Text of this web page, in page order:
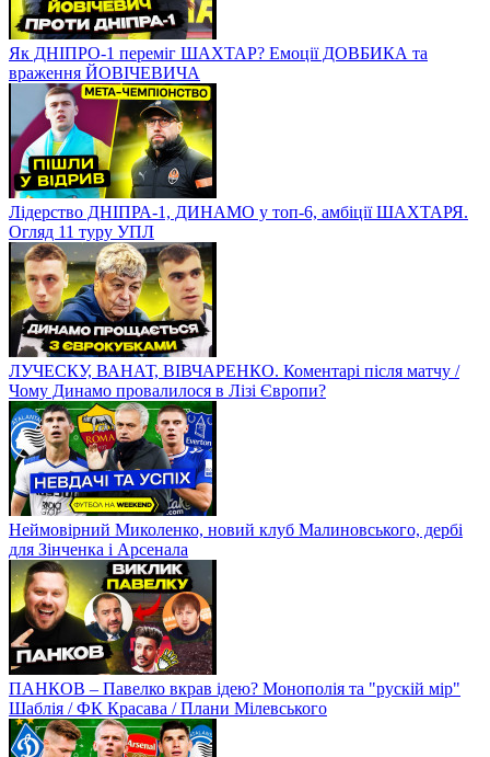
Як ДНІПРО-1 переміг ШАХТАР? Емоції ДОВБИКА та
враження ЙОВІЧЕВИЧА
Лідерство ДНІПРА-1, ДИНАМО у топ-6, амбіції ШАХТАРЯ.
Огляд 11 туру УПЛ
ЛУЧЕСКУ, ВАНАТ, ВІВЧАРЕНКО. Коментарі після матчу /
Чому Динамо провалилося в Лізі Європи?
Неймовірний Миколенко, новий клуб Малиновського, дербі
для Зінченка і Арсенала
ПАНКОВ – Павелко вкрав ідею? Монополія та "рускій мір"
Шаблія / ФК Красава / Плани Мілевського